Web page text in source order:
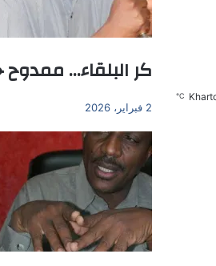
℃
كر البلقاء…
2 فبراير، 2026